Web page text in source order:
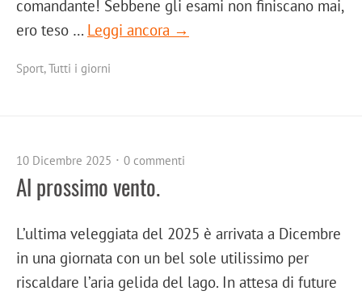
comandante! Sebbene gli esami non finiscano mai,
ero teso … Leggi ancora →
Sport,Tutti i giorni
10 Dicembre 2025 0 commenti
Al prossimo vento.
L’ultima veleggiata del 2025 è arrivata a Dicembre
in una giornata con un bel sole utilissimo per
riscaldare l’aria gelida del lago. In attesa di future